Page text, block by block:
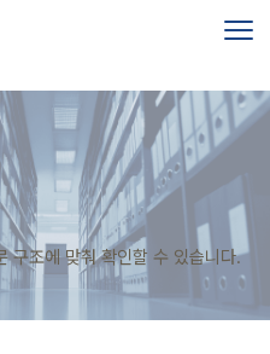
구조에 맞춰 확인할 수 있습니다.